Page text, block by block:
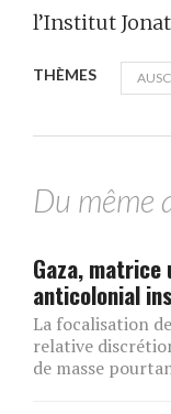
l’Institut
THÈMES
Du même
Gaza, matrice
anticolonial
La focalisation
relative
de masse